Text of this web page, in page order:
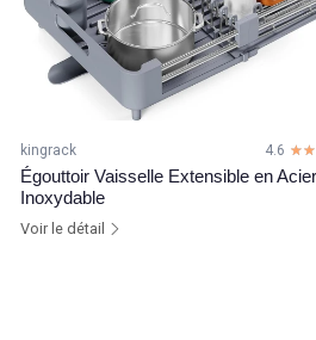
kingrack 4.6
Égouttoir Vaisselle Extensible en Acier
Inoxydable
Voir le détail